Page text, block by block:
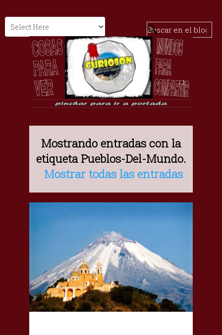
Mostrando entradas con la
etiqueta Pueblos-Del-Mundo.
Mostrar todas las entradas